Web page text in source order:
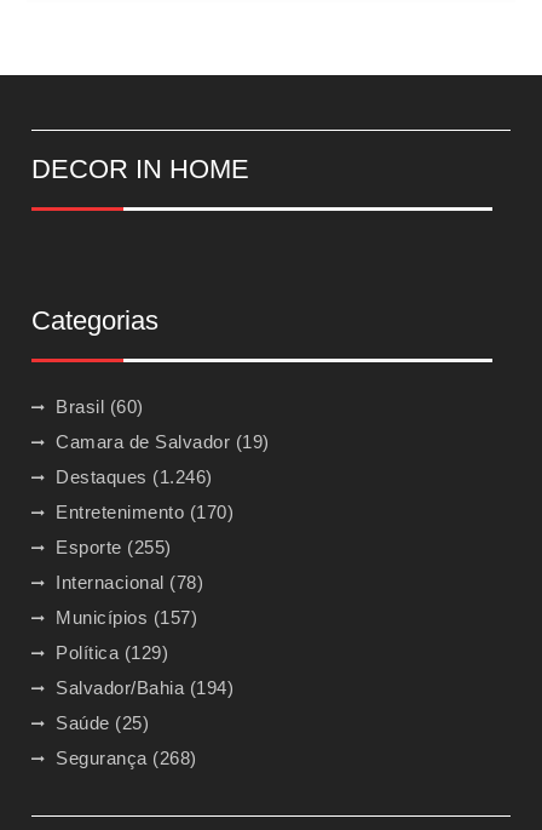
DECOR IN HOME
Categorias
Brasil (60)
Camara de Salvador (19)
Destaques (1.246)
Entretenimento (170)
Esporte (255)
Internacional (78)
Municípios (157)
Política (129)
Salvador/Bahia (194)
Saúde (25)
Segurança (268)